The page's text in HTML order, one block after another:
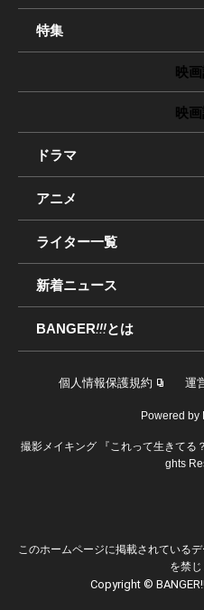
特集
映
映
ドラマ
アニメ
ライター一覧
新着ニュース
BANGER!!!とは
個人情報保護規約 運
Powered by
撮影メイキング 『これって生きて
ghts
このホームページに掲載されている
を禁じ
Copyright ©